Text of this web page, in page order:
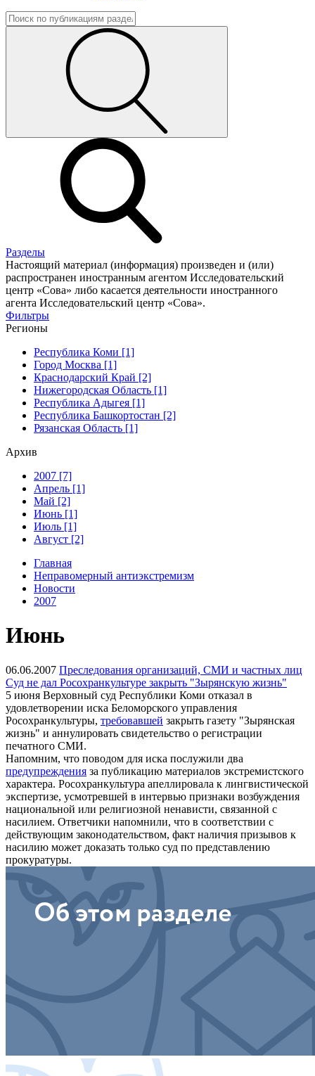
Разделы
Настоящий материал (информация) произведен и (или)
распространен иностранным агентом Исследовательский
центр «Сова» либо касается деятельности иностранного
агента Исследовательский центр «Сова».
Фильтры
Регионы
Республика Коми [1]
Город Москва [1]
Краснодарский Край [2]
Нижегородская Область [1]
Республика Адыгея [1]
Республика Башкортостан [2]
Рязанская Область [1]
Архив
2007 [7]
Апрель [1]
Май [2]
Июнь [1]
Июль [1]
Август [2]
Главная
Неправомерный антиэкстремизм
Новости
2007
Июнь
06.06.2007 Преследования организаций, СМИ и частных лиц
Суд не дал Росохранкультуре закрыть "Зырянскую жизнь"
5 июня Верховный суд Республики Коми отказал в
удовлетворении иска Беломорского управления
Росохранкультуры, требовавшей закрыть газету "Зырянская
жизнь" и аннулировать свидетельство о регистрации
печатного СМИ.
Напомним, что поводом для иска послужили два
предупреждения за публикацию материалов экстремистского
характера. Росохранкультура апеллировала к лингвистической
экспертизе, усмотревшей в интервью признаки возбуждения
национальной или религиозной ненависти, связанной с
насилием. Ответчики напомнили, что в соответствии с
действующим законодательством, факт наличия призывов к
насилию может доказать только суд по представлению
прокуратуры.